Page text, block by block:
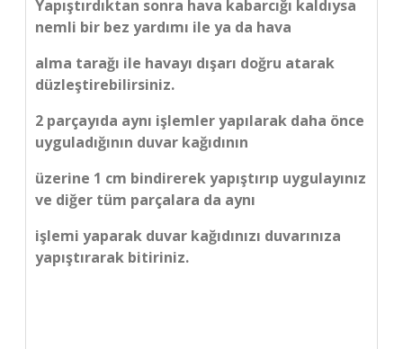
Yapıştırdıktan sonra hava kabarcığı kaldıysa
nemli bir bez yardımı ile ya da hava
alma tarağı ile havayı dışarı doğru atarak
düzleştirebilirsiniz.
2 parçayıda aynı işlemler yapılarak daha önce
uyguladığının duvar kağıdının
üzerine 1 cm bindirerek yapıştırıp uygulayınız
ve diğer tüm parçalara da aynı
işlemi yaparak duvar kağıdınızı duvarınıza
yapıştırarak bitiriniz.